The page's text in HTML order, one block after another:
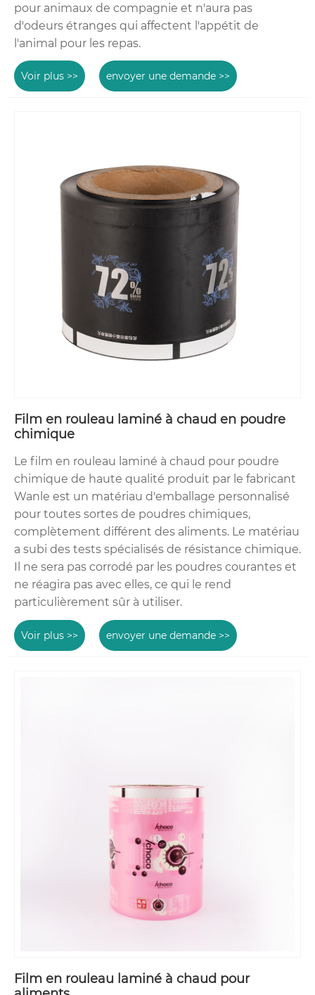
pour animaux de compagnie et n'aura pas
d'odeurs étranges qui affectent l'appétit de
l'animal pour les repas.
Voir plus >> envoyer une demande >>
Film en rouleau laminé à chaud en poudre
chimique
Le film en rouleau laminé à chaud pour poudre
chimique de haute qualité produit par le fabricant
Wanle est un matériau d'emballage personnalisé
pour toutes sortes de poudres chimiques,
complètement différent des aliments. Le matériau
a subi des tests spécialisés de résistance chimique.
Il ne sera pas corrodé par les poudres courantes et
ne réagira pas avec elles, ce qui le rend
particulièrement sûr à utiliser.
Voir plus >> envoyer une demande >>
Film en rouleau laminé à chaud pour